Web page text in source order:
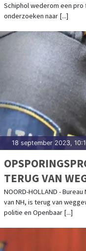
Schiphol wederom een
onderzoeken naar [...]
18 september 2023,
TERUG VAN
NOORD-HOLLAND -
van NH, is terug van
politie en Openbaar [...]